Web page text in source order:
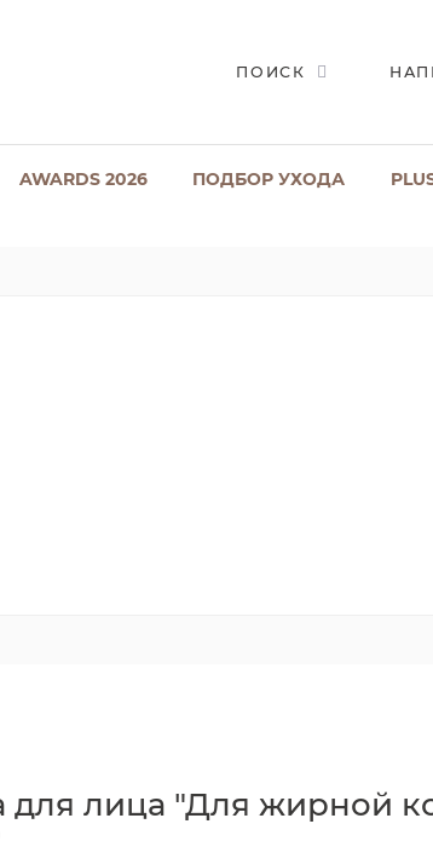
ПОИСК
AWARDS 2026 ПОДБОР УХОДА
для лица "Для жирной